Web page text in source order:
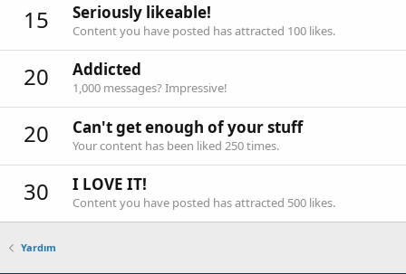
15 Seriously likeable!
Content you have posted has attracted 100 likes.
20 Addicted
1,000 messages? Impressive!
20 Can't get enough of your stuff
Your content has been liked 250 times.
30 I LOVE IT!
Content you have posted has attracted 500 likes.
Yardım